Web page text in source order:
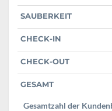
SAUBERKEIT
CHECK-IN
CHECK-OUT
GESAMT
Gesamtzahl der